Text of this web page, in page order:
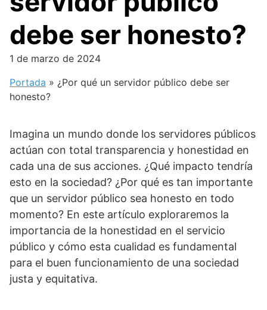
debe ser honesto?
1 de marzo de 2024
Portada » ¿Por qué un servidor público debe ser
honesto?
Imagina un mundo donde los servidores públicos
actúan con total transparencia y honestidad en
cada una de sus acciones. ¿Qué impacto tendría
esto en la sociedad? ¿Por qué es tan importante
que un servidor público sea honesto en todo
momento? En este artículo exploraremos la
importancia de la honestidad en el servicio
público y cómo esta cualidad es fundamental
para el buen funcionamiento de una sociedad
justa y equitativa.